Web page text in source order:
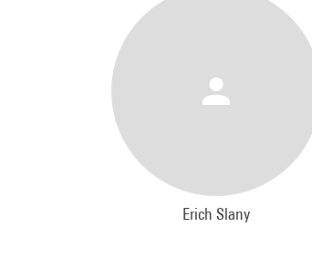
Erich Slany